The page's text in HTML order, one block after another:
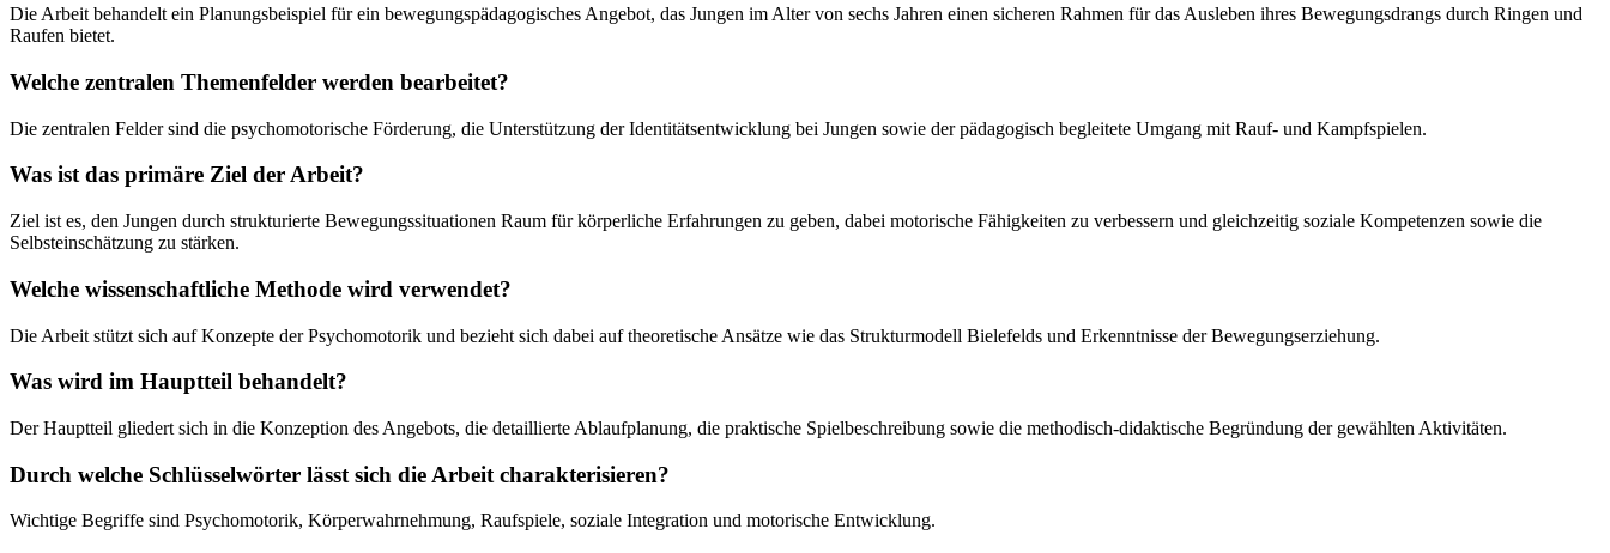
Die Arbeit behandelt ein Planungsbeispiel für ein bewegungspädagogisches Angebot, das Jungen im Alter von sechs Jahren einen sicheren Rahmen für das Ausleben ihres Bewegungsdrangs durch Ringen und
Raufen bietet.
Welche zentralen Themenfelder werden bearbeitet?
Die zentralen Felder sind die psychomotorische Förderung, die Unterstützung der Identitätsentwicklung bei Jungen sowie der pädagogisch begleitete Umgang mit Rauf- und Kampfspielen.
Was ist das primäre Ziel der Arbeit?
Ziel ist es, den Jungen durch strukturierte Bewegungssituationen Raum für körperliche Erfahrungen zu geben, dabei motorische Fähigkeiten zu verbessern und gleichzeitig soziale Kompetenzen sowie die
Selbsteinschätzung zu stärken.
Welche wissenschaftliche Methode wird verwendet?
Die Arbeit stützt sich auf Konzepte der Psychomotorik und bezieht sich dabei auf theoretische Ansätze wie das Strukturmodell Bielefelds und Erkenntnisse der Bewegungserziehung.
Was wird im Hauptteil behandelt?
Der Hauptteil gliedert sich in die Konzeption des Angebots, die detaillierte Ablaufplanung, die praktische Spielbeschreibung sowie die methodisch-didaktische Begründung der gewählten Aktivitäten.
Durch welche Schlüsselwörter lässt sich die Arbeit charakterisieren?
Wichtige Begriffe sind Psychomotorik, Körperwahrnehmung, Raufspiele, soziale Integration und motorische Entwicklung.